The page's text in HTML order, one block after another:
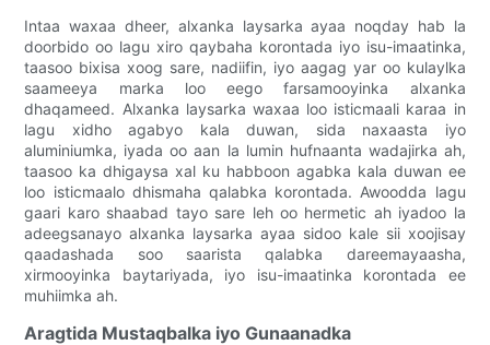
Intaa waxaa dheer, alxanka laysarka ayaa noqday hab la
doorbido oo lagu xiro qaybaha korontada iyo isu-imaatinka,
taasoo bixisa xoog sare, nadiifin, iyo aagag yar oo kulaylka
saameeya marka loo eego farsamooyinka alxanka
dhaqameed. Alxanka laysarka waxaa loo isticmaali karaa in
lagu xidho agabyo kala duwan, sida naxaasta iyo
aluminiumka, iyada oo aan la lumin hufnaanta wadajirka ah,
taasoo ka dhigaysa xal ku habboon agabka kala duwan ee
loo isticmaalo dhismaha qalabka korontada. Awoodda lagu
gaari karo shaabad tayo sare leh oo hermetic ah iyadoo la
adeegsanayo alxanka laysarka ayaa sidoo kale sii xoojisay
qaadashada soo saarista qalabka dareemayaasha,
xirmooyinka baytariyada, iyo isu-imaatinka korontada ee
muhiimka ah.
Aragtida Mustaqbalka iyo Gunaanadka